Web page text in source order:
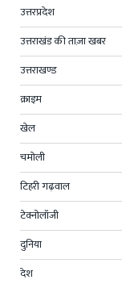
उत्तरप्रदेश
उत्तराखंड की ताज़ा खबर
उत्तराखण्ड
क्राइम
खेल
चमोली
टिहरी गढ़वाल
टेक्नोलॉजी
दुनिया
देश